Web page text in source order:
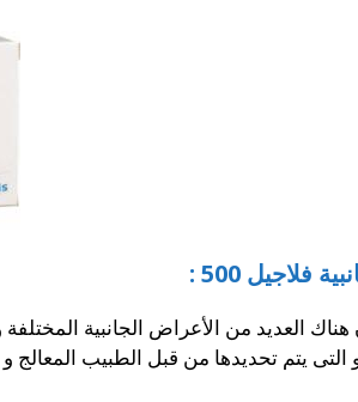
فلاجيل 500 :
العديد من الأعراض الجانبية
التى يتم تحديدها من قبل الطبيب المعالج